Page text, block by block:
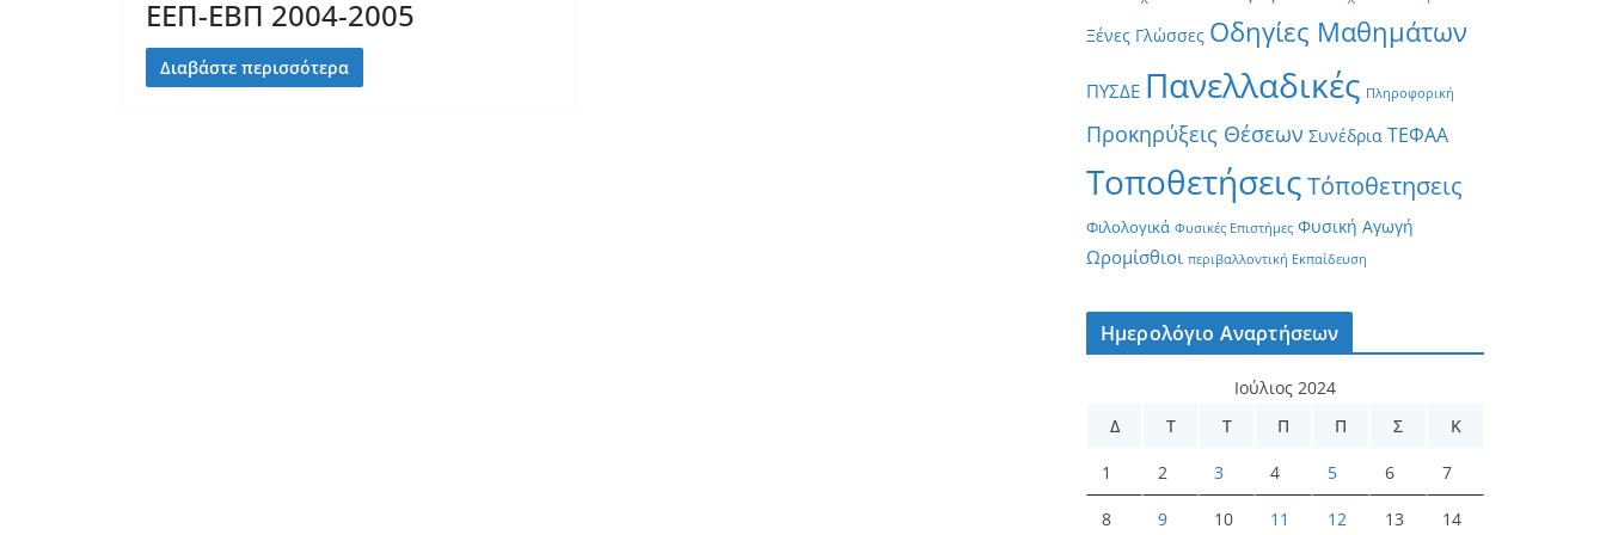
ΕΕΠ-ΕΒΠ 2004-2005
Διαβάστε περισσότερα
Ξένες Γλώσσες Οδηγίες Μαθημάτων
ΠΥΣΔΕ Πανελλαδικές Πληροφορική
Προκηρύξεις Θέσεων Συνέδρια ΤΕΦΑΑ
ΤοποθετήσειςΤόποθετησεις
Φιλολογικά Φυσικές Επιστήμες Φυσική Αγωγή
Ωρομίσθιοι περιβαλλοντική Εκπαίδευση
Ημερολόγιο Αναρτήσεων
Ιούλιος 2024
Δ
Τ Τ Π Π Σ Κ
1 2 3 4 5 6 7
8 9 10 11 12 13 14